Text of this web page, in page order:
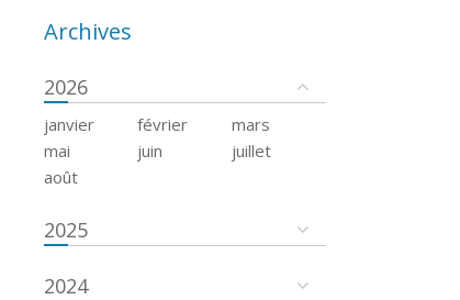
Archives
2026
janvier février
mars
mai
juin
juillet
août
2025
2024